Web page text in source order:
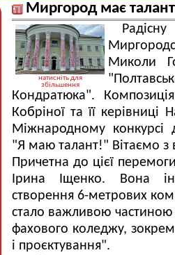
Миргород має
натисніть для
збільшення
Миколи
Кондратюка".
Кобріної та її керівниці
Міжнародному конкурсі
"Я маю талант!" Вітаємо
Причетна до цієї
Ірина Іщенко. Вона
створення 6-метрових
стало важливою частиною
фахового коледжу,
і проєктування".